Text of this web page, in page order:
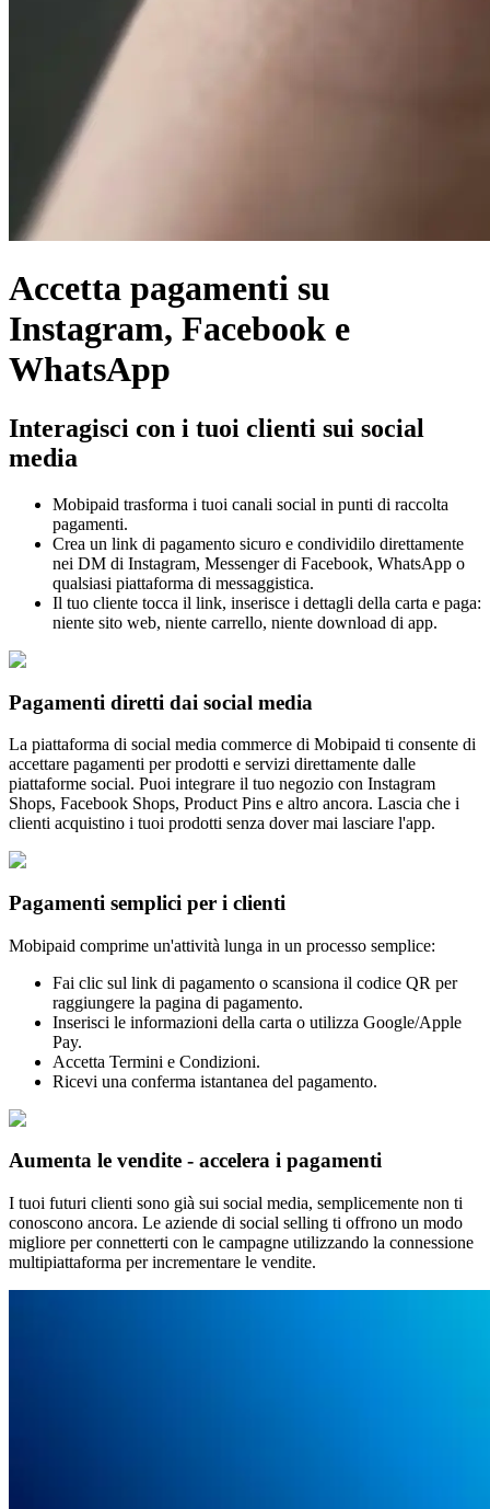
Accetta pagamenti su
Instagram, Facebook e
WhatsApp
Interagisci con i tuoi clienti sui social
media
Mobipaid trasforma i tuoi canali social in punti di raccolta
pagamenti.
Crea un link di pagamento sicuro e condividilo direttamente
nei DM di Instagram, Messenger di Facebook, WhatsApp o
qualsiasi piattaforma di messaggistica.
Il tuo cliente tocca il link, inserisce i dettagli della carta e paga:
niente sito web, niente carrello, niente download di app.
Pagamenti diretti dai social media
La piattaforma di social media commerce di Mobipaid ti consente di
accettare pagamenti per prodotti e servizi direttamente dalle
piattaforme social. Puoi integrare il tuo negozio con Instagram
Shops, Facebook Shops, Product Pins e altro ancora. Lascia che i
clienti acquistino i tuoi prodotti senza dover mai lasciare l'app.
Pagamenti semplici per i clienti
Mobipaid comprime un'attività lunga in un processo semplice:
Fai clic sul link di pagamento o scansiona il codice QR per
raggiungere la pagina di pagamento.
Inserisci le informazioni della carta o utilizza Google/Apple
Pay.
Accetta Termini e Condizioni.
Ricevi una conferma istantanea del pagamento.
Aumenta le vendite - accelera i pagamenti
I tuoi futuri clienti sono già sui social media, semplicemente non ti
conoscono ancora. Le aziende di social selling ti offrono un modo
migliore per connetterti con le campagne utilizzando la connessione
multipiattaforma per incrementare le vendite.